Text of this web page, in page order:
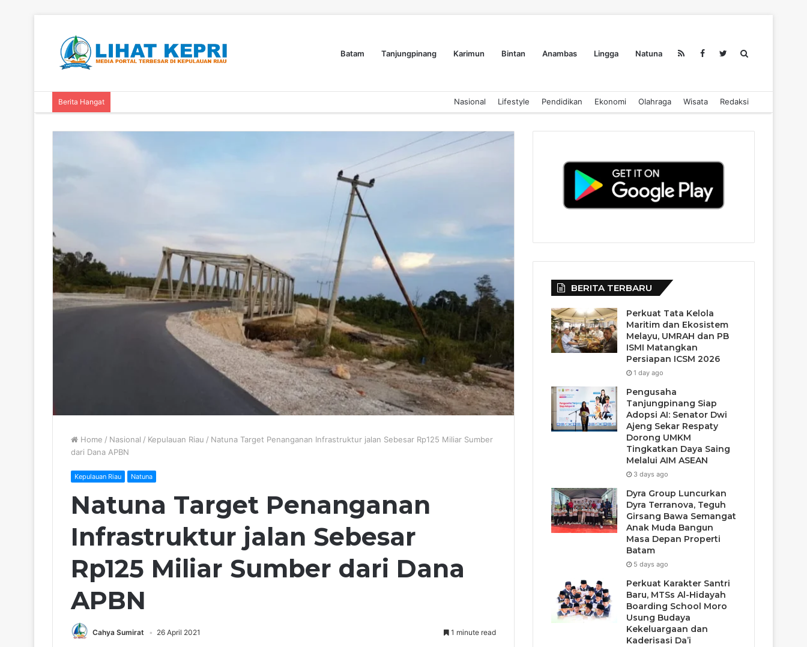
Batam Tanjungpinang Karimun Bintan Anambas Lingga Natuna
Berita Hangat Nasional Lifestyle Pendidikan Ekonomi Olahraga Wisata Redaksi
Home / Nasional / Kepulauan Riau / Natuna Target Penanganan Infrastruktur jalan Sebesar Rp125 Miliar Sumber
dari Dana APBN
Kepulauan Riau Natuna
Natuna Target Penanganan
Infrastruktur jalan Sebesar
Rp125 Miliar Sumber dari Dana
APBN
Cahya Sumirat 26 April 2021 1 minute read
BERITA TERBARU
Perkuat Tata Kelola
Maritim dan Ekosistem
Melayu, UMRAH dan PB
ISMI Matangkan
Persiapan ICSM 2026
1 day ago
Pengusaha
Tanjungpinang Siap
Adopsi AI: Senator Dwi
Ajeng Sekar Respaty
Dorong UMKM
Tingkatkan Daya Saing
Melalui AIM ASEAN
3 days ago
Dyra Group Luncurkan
Dyra Terranova, Teguh
Girsang Bawa Semangat
Anak Muda Bangun
Masa Depan Properti
Batam
5 days ago
Perkuat Karakter Santri
Baru, MTSs Al-Hidayah
Boarding School Moro
Usung Budaya
Kekeluargaan dan
Kaderisasi Da’i